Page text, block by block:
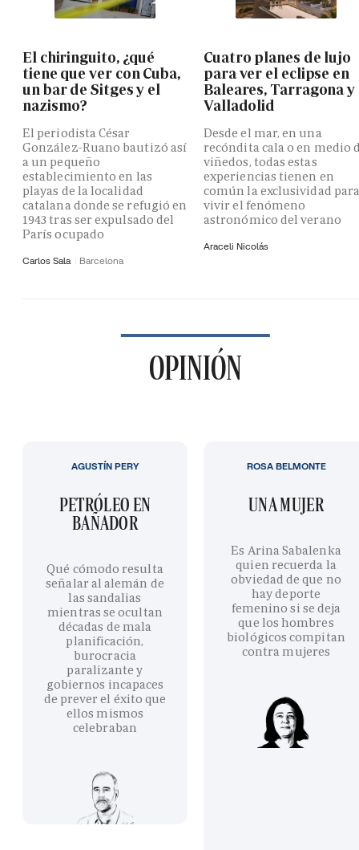
El chiringuito, ¿qué
tiene que ver con Cuba,
un bar de Sitges y el
nazismo?
El periodista César
González-Ruano bautizó así
a un pequeño
establecimiento en las
playas de la localidad
catalana donde se refugió en
1943 tras ser expulsado del
París ocupado
Carlos Sala Barcelona
Cuatro planes de lujo
para ver el eclipse en
Baleares, Tarragona y
Valladolid
Desde el mar, en una
recóndita cala o en medio
viñedos, todas estas
experiencias tienen en
común la exclusividad
vivir el fenómeno
astronómico del verano
Araceli Nicolás
OPINIÓN
PETRÓLEO EN
BAÑADOR
Qué cómodo resulta
señalar al alemán de
las sandalias
mientras se ocultan
décadas de mala
planificación,
burocracia
paralizante y
gobiernos incapaces
de prever el éxito que
ellos mismos
celebraban
AGUSTÍN PERY
UNA MUJER
Es Arina Sabalenka
quien recuerda la
obviedad de que no
hay deporte
femenino si se deja
que los hombres
biológicos compitan
contra mujeres
ROSA BELMONTE